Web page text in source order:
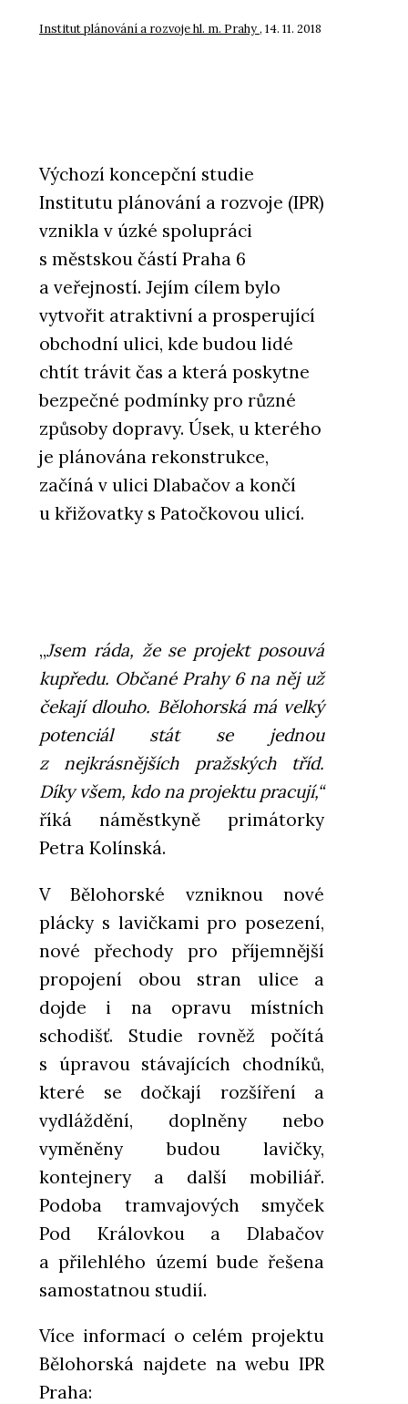
Institut plánování a rozvoje hl. m. Prahy, 14. 11. 2018
Výchozí koncepční studie
Institutu plánování a rozvoje (IPR)
vznikla v úzké spolupráci
s městskou částí Praha 6
a veřejností. Jejím cílem bylo
vytvořit atraktivní a prosperující
obchodní ulici, kde budou lidé
chtít trávit čas a která poskytne
bezpečné podmínky pro různé
způsoby dopravy. Úsek, u kterého
je plánována rekonstrukce,
začíná v ulici Dlabačov a končí
u křižovatky s Patočkovou ulicí.
„Jsem ráda, že se projekt posouvá
kupředu. Občané Prahy 6 na něj už
čekají dlouho. Bělohorská má velký
potenciál stát se jednou
z nejkrásnějších pražských tříd.
Díky všem, kdo na projektu pracují,“
říká náměstkyně primátorky
Petra Kolínská.
V Bělohorské vzniknou nové
plácky s lavičkami pro posezení,
nové přechody pro příjemnější
propojení obou stran ulice a
dojde i na opravu místních
schodišť. Studie rovněž počítá
s úpravou stávajících chodníků,
které se dočkají rozšíření a
vydláždění, doplněny nebo
vyměněny budou lavičky,
kontejnery a další mobiliář.
Podoba tramvajových smyček
Pod Královkou a Dlabačov
a přilehlého území bude řešena
samostatnou studií.
Více informací o celém projektu
Bělohorská najdete na webu IPR
Praha: